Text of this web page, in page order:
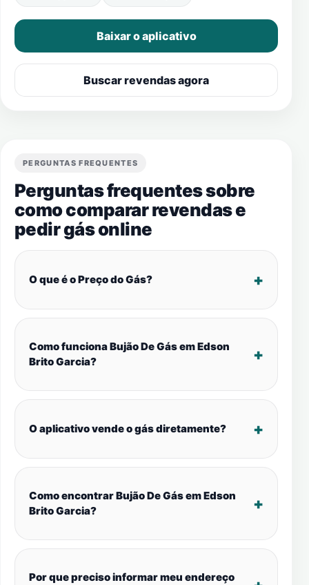
Baixar o aplicativo
Buscar revendas agora
PERGUNTAS FREQUENTES
Perguntas frequentes sobre
como comparar revendas e
pedir gás online
O que é o Preço do Gás?
Como funciona Bujão De Gás em Edson
Brito Garcia?
O aplicativo vende o gás diretamente?
Como encontrar Bujão De Gás em Edson
Brito Garcia?
Por que preciso informar meu endereço